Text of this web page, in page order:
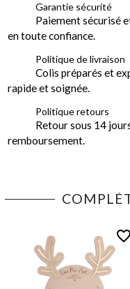
Garantie sécurité
Paiement sécurisé
en toute confiance.
Politique de livraison
Colis préparés et
rapide et soignée.
Politique retours
Retour sous 14
remboursement.
favorite_border